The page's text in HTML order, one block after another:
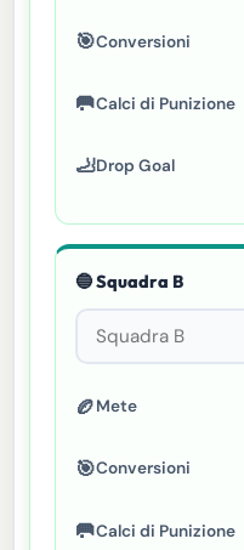
🎯Conversioni
🥅Calci di Punizione
🦶Drop Goal
🔵 Squadra B
🏉Mete
🎯Conversioni
🥅Calci di Punizione